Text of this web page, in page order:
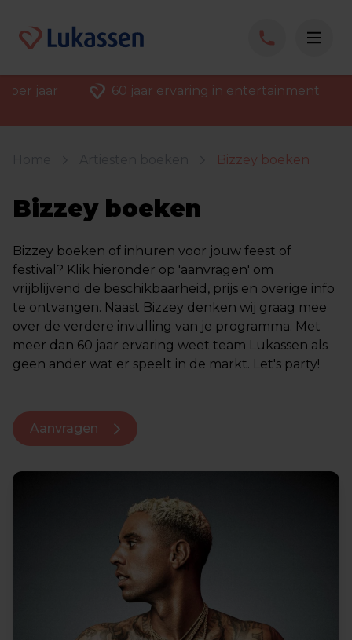
per jaar 60 jaar ervaring in entertainment
Bizzey boeken
Bizzey boeken
Bizzey boeken of inhuren voor jouw feest of
festival? Klik hieronder op 'aanvragen' om
vrijblijvend de beschikbaarheid, prijs en overige info
te ontvangen. Naast Bizzey denken wij graag mee
over de verdere invulling van je programma. Met
meer dan 60 jaar ervaring weet team Lukassen als
geen ander wat er speelt in de markt. Let's party!
Aanvragen